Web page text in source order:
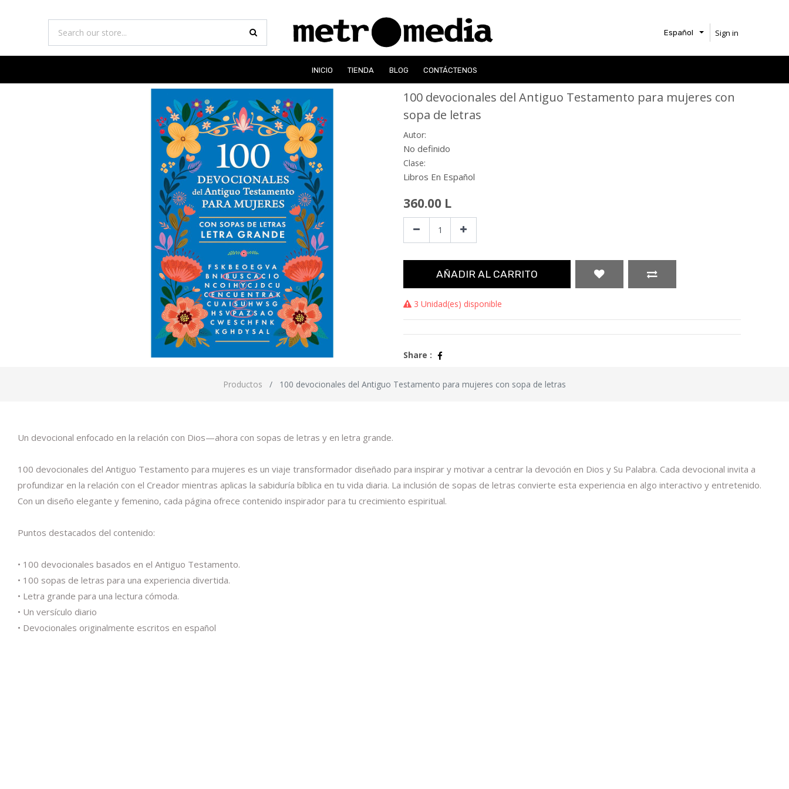
Español Sign in
INICIO TIENDA BLOG CONTÁCTENOS
100 devocionales del Antiguo Testamento para mujeres con
sopa de letras
Autor:
No definido
Clase:
Libros En Español
360.00 L
AÑADIR AL CARRITO
3 Unidad(es) disponible
Share :
Productos 100 devocionales del Antiguo Testamento para mujeres con sopa de letras
Un devocional enfocado en la relación con Dios—ahora con sopas de letras y en letra grande.
100 devocionales del Antiguo Testamento para mujeres es un viaje transformador diseñado para inspirar y motivar a centrar la devoción en Dios y Su Palabra. Cada devocional invita a
profundizar en la relación con el Creador mientras aplicas la sabiduría bíblica en tu vida diaria. La inclusión de sopas de letras convierte esta experiencia en algo interactivo y entretenido.
Con un diseño elegante y femenino, cada página ofrece contenido inspirador para tu crecimiento espiritual.
Puntos destacados del contenido:
• 100 devocionales basados en el Antiguo Testamento.
• 100 sopas de letras para una experiencia divertida.
• Letra grande para una lectura cómoda.
• Un versículo diario
• Devocionales originalmente escritos en español